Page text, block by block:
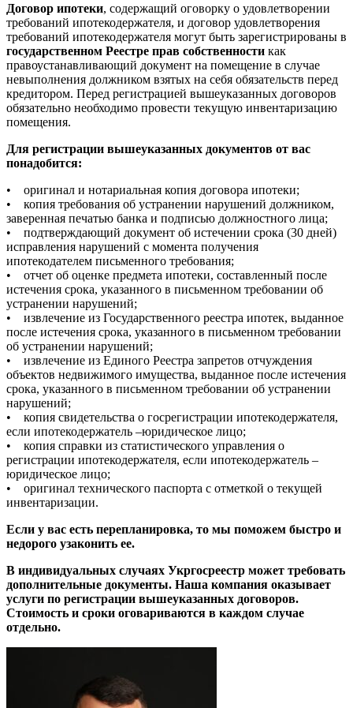
Договор ипотеки, содержащий оговорку о удовлетворении
требований ипотекодержателя, и договор удовлетворения
требований ипотекодержателя могут быть зарегистрированы в
государственном Реестре прав собственности как
правоустанавливающий документ на помещение в случае
невыполнения должником взятых на себя обязательств перед
кредитором. Перед регистрацией вышеуказанных договоров
обязательно необходимо провести текущую инвентаризацию
помещения.
Для регистрации вышеуказанных документов от вас
понадобится:
• оригинал и нотариальная копия договора ипотеки;
• копия требования об устранении нарушений должником,
заверенная печатью банка и подписью должностного лица;
• подтверждающий документ об истечении срока (30 дней)
исправления нарушений с момента получения
ипотекодателем письменного требования;
• отчет об оценке предмета ипотеки, составленный после
истечения срока, указанного в письменном требовании об
устранении нарушений;
• извлечение из Государственного реестра ипотек, выданное
после истечения срока, указанного в письменном требовании
об устранении нарушений;
• извлечение из Единого Реестра запретов отчуждения
объектов недвижимого имущества, выданное после истечения
срока, указанного в письменном требовании об устранении
нарушений;
• копия свидетельства о госрегистрации ипотекодержателя,
если ипотекодержатель –юридическое лицо;
• копия справки из статистического управления о
регистрации ипотекодержателя, если ипотекодержатель –
юридическое лицо;
• оригинал технического паспорта с отметкой о текущей
инвентаризации.
Если у вас есть перепланировка, то мы поможем быстро и
недорого узаконить ее.
В индивидуальных случаях Укргосреестр может требовать
дополнительные документы. Наша компания оказывает
услуги по регистрации вышеуказанных договоров.
Стоимость и сроки оговариваются в каждом случае
отдельно.